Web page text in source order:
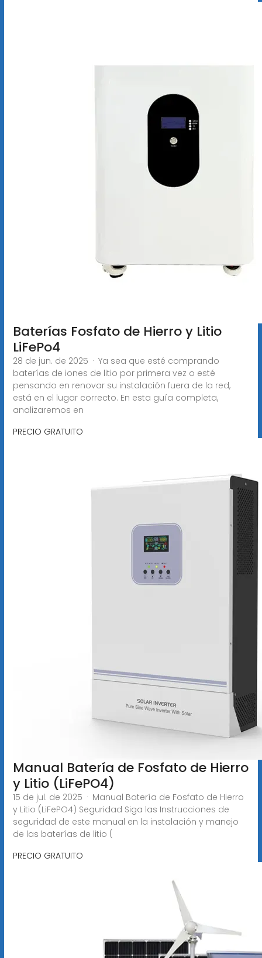
Baterías Fosfato de Hierro y Litio
LiFePo4
28 de jun. de 2025 · Ya sea que esté comprando
baterías de iones de litio por primera vez o esté
pensando en renovar su instalación fuera de la red,
está en el lugar correcto. En esta guía completa,
analizaremos en
PRECIO GRATUITO
Manual Batería de Fosfato de Hierro
y Litio (LiFePO4)
15 de jul. de 2025 · Manual Batería de Fosfato de Hierro
y Litio (LiFePO4) Seguridad Siga las Instrucciones de
seguridad de este manual en la instalación y manejo
de las baterías de litio (
PRECIO GRATUITO